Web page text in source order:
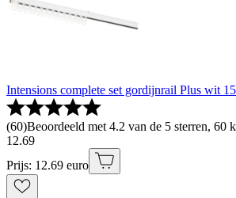
Intensions complete set gordijnrail Plus wit
(60)Beoordeeld met 4.2 van de 5 sterren, 60
12.69
Prijs: 12.69 euro